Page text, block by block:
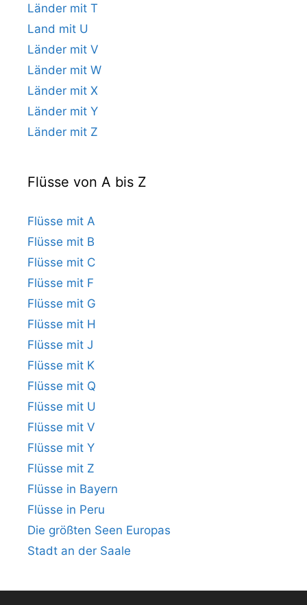
Länder mit T
Land mit U
Länder mit V
Länder mit W
Länder mit X
Länder mit Y
Länder mit Z
Flüsse von A bis Z
Flüsse mit A
Flüsse mit B
Flüsse mit C
Flüsse mit F
Flüsse mit G
Flüsse mit H
Flüsse mit J
Flüsse mit K
Flüsse mit Q
Flüsse mit U
Flüsse mit V
Flüsse mit Y
Flüsse mit Z
Flüsse in Bayern
Flüsse in Peru
Die größten Seen Europas
Stadt an der Saale